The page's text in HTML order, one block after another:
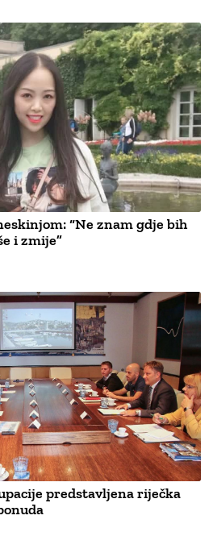
“Ne znam gdje bih
i zmije”
predstavljena riječka